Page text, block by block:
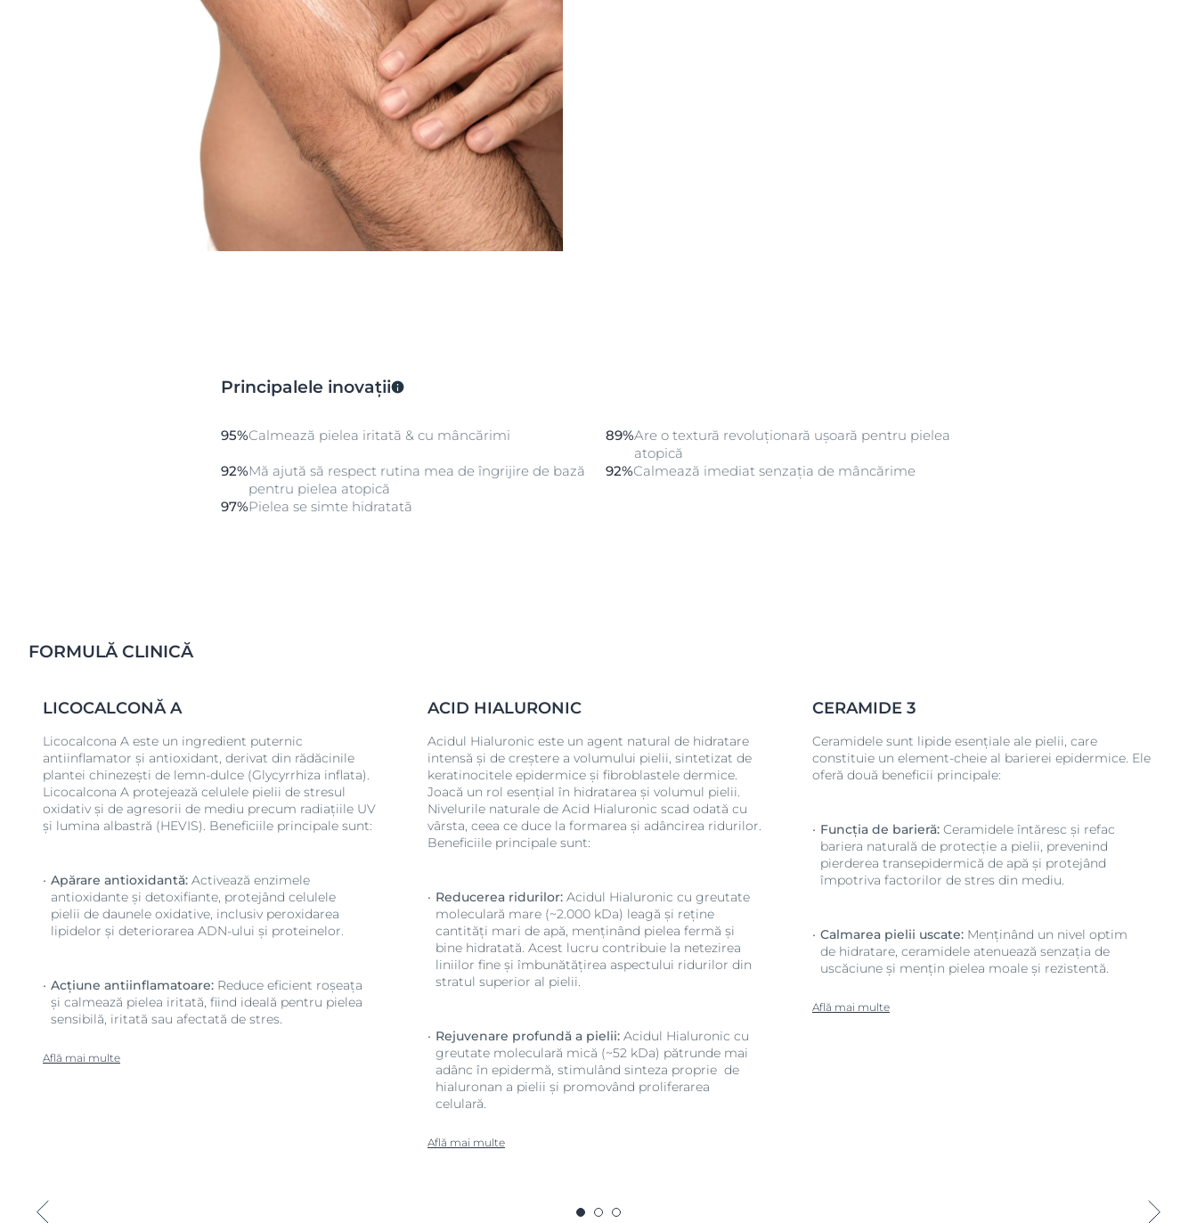
Principalele inovații
95%Calmează pielea iritată & cu mâncărimi 89%Are o textură revoluționară ușoară pentru pielea
atopică
92%Mă ajută să respect rutina mea de îngrijire de bază
pentru pielea atopică
92%Calmează imediat senzația de mâncărime
97%Pielea se simte hidratată
FORMULĂ CLINICĂ
LICOCALCONĂ A
Licocalcona A este un ingredient puternic
antiinflamator și antioxidant, derivat din rădăcinile
plantei chinezești de lemn-dulce (Glycyrrhiza inflata).
Licocalcona A protejează celulele pielii de stresul
oxidativ și de agresorii de mediu precum radiațiile UV
și lumina albastră (HEVIS). Beneficiile principale sunt:
Apărare antioxidantă: Activează enzimele
antioxidante și detoxifiante, protejând celulele
pielii de daunele oxidative, inclusiv peroxidarea
lipidelor și deteriorarea ADN-ului și proteinelor.
Acțiune antiinflamatoare: Reduce eficient roșeața
și calmează pielea iritată, fiind ideală pentru pielea
sensibilă, iritată sau afectată de stres.
Află mai multe
ACID HIALURONIC
Acidul Hialuronic este un agent natural de hidratare
intensă și de creștere a volumului pielii, sintetizat de
keratinocitele epidermice și fibroblastele dermice.
Joacă un rol esențial în hidratarea și volumul pielii.
Nivelurile naturale de Acid Hialuronic scad odată cu
vârsta, ceea ce duce la formarea și adâncirea ridurilor.
Beneficiile principale sunt:
Reducerea ridurilor: Acidul Hialuronic cu greutate
moleculară mare (~2.000 kDa) leagă și reține
cantități mari de apă, menținând pielea fermă și
bine hidratată. Acest lucru contribuie la netezirea
liniilor fine și îmbunătățirea aspectului ridurilor din
stratul superior al pielii.
Rejuvenare profundă a pielii: Acidul Hialuronic cu
greutate moleculară mică (~52 kDa) pătrunde mai
adânc în epidermă, stimulând sinteza proprie de
hialuronan a pielii și promovând proliferarea
celulară.
Află mai multe
CERAMIDE 3
Ceramidele sunt lipide esențiale ale pielii, care
constituie un element-cheie al barierei epidermice. Ele
oferă două beneficii principale:
Funcția de barieră: Ceramidele întăresc și refac
bariera naturală de protecție a pielii, prevenind
pierderea transepidermică de apă și protejând
împotriva factorilor de stres din mediu.
Calmarea pielii uscate: Menținând un nivel optim
de hidratare, ceramidele atenuează senzația de
uscăciune și mențin pielea moale și rezistentă.
Află mai multe